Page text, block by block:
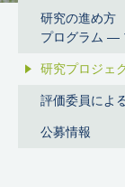
研究の進め方
プログラム ―
研究プロジェ
評価委員によ
公募情報